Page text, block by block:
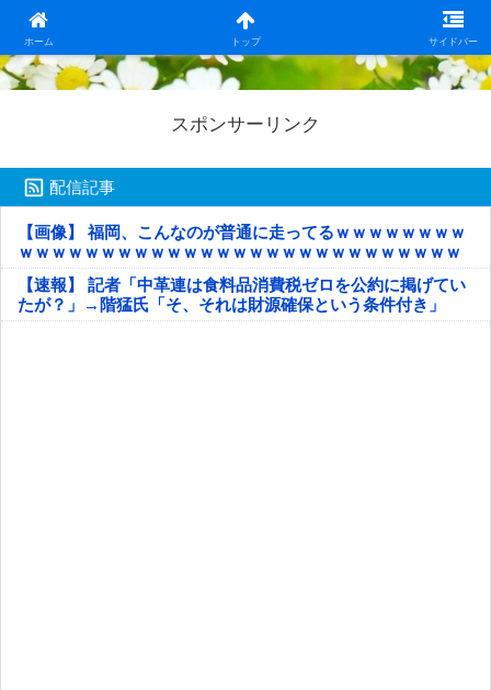
ホーム トップ サイドバー
日本第一！ニュース録
スポンサーリンク
配信記事
【画像】 福岡、こんなのが普通に走ってるｗｗｗｗｗｗｗｗ
ｗｗｗｗｗｗｗｗｗｗｗｗｗｗｗｗｗｗｗｗｗｗｗｗｗｗｗ
ｗｗｗｗｗ
【速報】 記者「中革連は食料品消費税ゼロを公約に掲げてい
たが？」→階猛氏「そ、それは財源確保という条件付き」